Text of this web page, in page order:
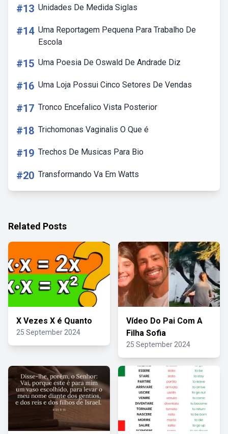
#13 Unidades De Medida Siglas
#14 Uma Reportagem Pequena Para Trabalho De
Escola
#15 Uma Poesia De Oswald De Andrade Diz
#16 Uma Loja Possui Cinco Setores De Vendas
#17 Tronco Encefalico Vista Posterior
#18 Trichomonas Vaginalis O Que é
#19 Trechos De Musicas Para Bio
#20 Transformando Va Em Watts
Related Posts
X Vezes X é Quanto
25 September 2024
Vídeo Do Pai Com A
Filha Sofia
25 September 2024